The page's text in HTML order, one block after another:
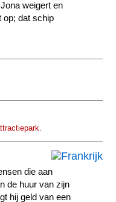
weigert en
op; dat schip
die aan
de huur van zijn
hij geld van een